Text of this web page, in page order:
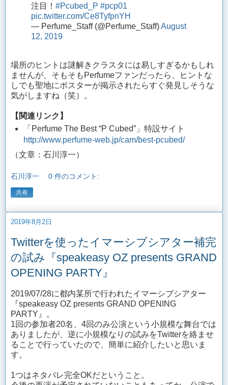
注目！ #Pcubed_P #pcp01
pic.twitter.com/Ce8TyfpnYH
— Perfume_Staff (@Perfume_Staff)August
12, 2019
場所のヒントは謎解きクラスタには易しすぎるかもしれ
ませんが、そもそもPerfumeファンだったら、ヒントな
しでも聖地にポスターが掲示されたらすぐ発見しそうな
気がしますね（笑）。
【関連リンク】
「Perfume The Best “P Cubed”」特設サイト
http://www.perfume-web.jp/cam/best-pcubed/
（文章：石川淳一）
石川淳一 0 件のコメント:
共有
2019年8月2日
Twitterを使ったイマーシブシアター補完
の試み『speakeasy OZ presents GRAND
OPENING PARTY』
2019/07/28に都内某所で行われたイマーシブシアター
『speakeasy OZ presents GRAND OPENING
PARTY』。
1回の参加者20名、4回のみ公演という小規模な舞台では
ありましたが、逆に小規模なりの試みをTwitterを絡ませ
ることで行っていたので、簡単に紹介したいと思いま
す。
1つはネタバレ完全OKだということ。